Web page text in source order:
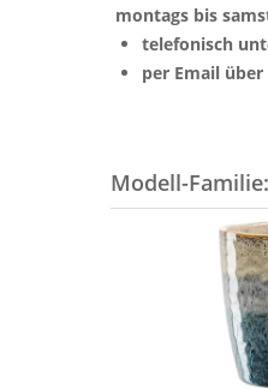
montags bis
telefonisch
per Email über
Modell-